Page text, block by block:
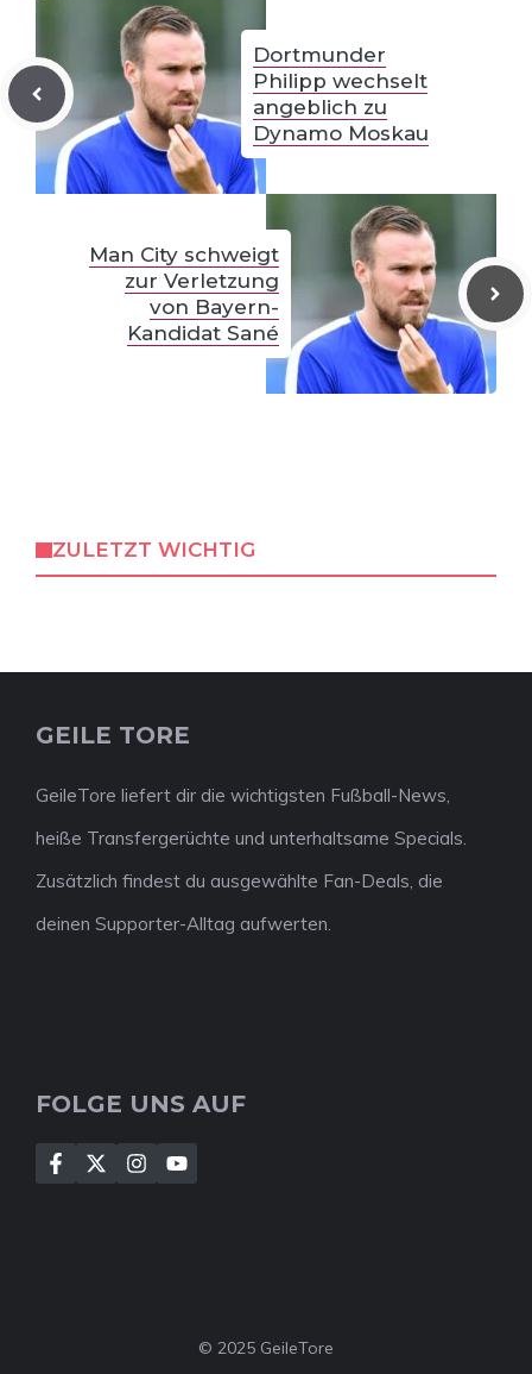
Dortmunder
Philipp wechselt
angeblich zu
Dynamo Moskau
Man City schweigt
zur Verletzung
von Bayern-
Kandidat Sané
ZULETZT WICHTIG
GEILE TORE
GeileTore liefert dir die wichtigsten Fußball-News,
heiße Transfergerüchte und unterhaltsame Specials.
Zusätzlich findest du ausgewählte Fan-Deals, die
deinen Supporter-Alltag aufwerten.
FOLGE UNS AUF
© 2025 GeileTore